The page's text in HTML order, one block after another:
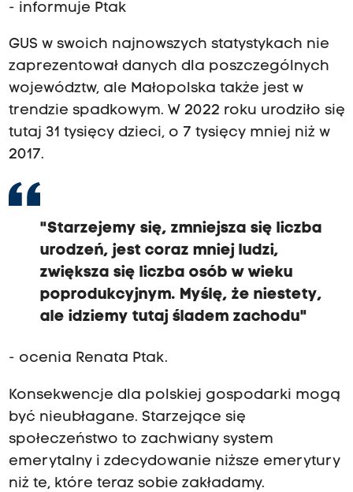
- informuje Ptak
GUS w swoich najnowszych statystykach nie
zaprezentował danych dla poszczególnych
województw, ale Małopolska także jest w
trendzie spadkowym. W 2022 roku urodziło się
tutaj 31 tysięcy dzieci, o 7 tysięcy mniej niż w
2017.
"Starzejemy się, zmniejsza się liczba
urodzeń, jest coraz mniej ludzi,
zwiększa się liczba osób w wieku
poprodukcyjnym. Myślę, że niestety,
ale idziemy tutaj śladem zachodu"
- ocenia Renata Ptak.
Konsekwencje dla polskiej gospodarki mogą
być nieubłagane. Starzejące się
społeczeństwo to zachwiany system
emerytalny i zdecydowanie niższe emerytury
niż te, które teraz sobie zakładamy.